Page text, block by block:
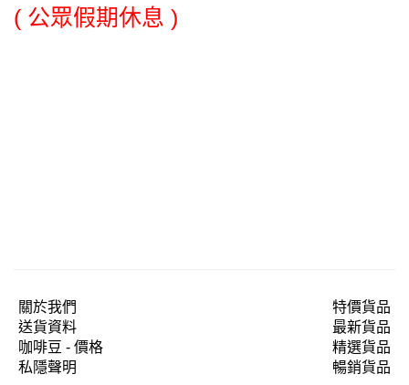
( 公眾假期休息 )
關於我們
送貨資料
咖啡豆 - 價格
私隱聲明
特價貨品
最新貨品
精選貨品
暢銷貨品